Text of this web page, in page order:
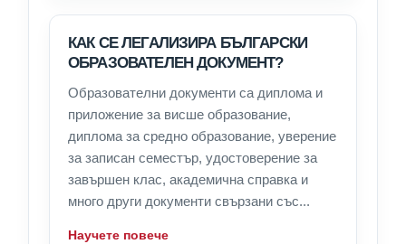
КАК СЕ ЛЕГАЛИЗИРА БЪЛГАРСКИ
ОБРАЗОВАТЕЛЕН ДОКУМЕНТ?
Образователни документи са диплома и
приложение за висше образование,
диплома за средно образование, уверение
за записан семестър, удостоверение за
завършен клас, академична справка и
много други документи свързани със...
Научете повече